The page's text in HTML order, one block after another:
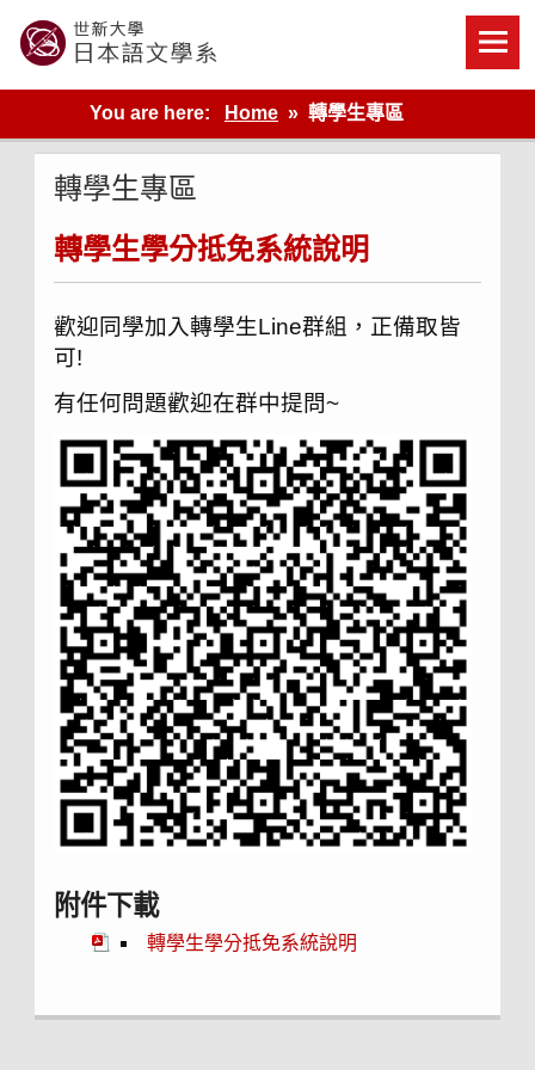
content
世新大學教學單位的網站
You are here:
Home 轉學生專區
轉學生專區
轉學生學分抵免系統說明
歡迎同學加入轉學生Line群組，正備取皆
可!
有任何問題歡迎在群中提問~
附件下載
轉學生學分抵免系統說明